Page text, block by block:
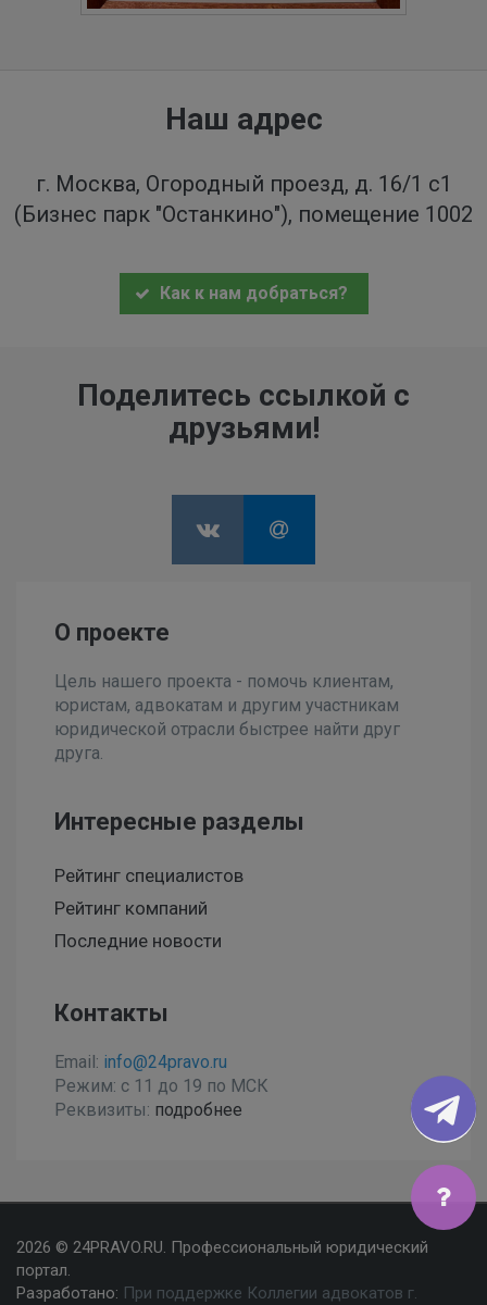
Наш адрес
г. Москва, Огородный проезд, д. 16/1 с1
(Бизнес парк "Останкино"), помещение 1002
Как к нам добраться?
Поделитесь ссылкой с
друзьями!
О проекте
Цель нашего проекта - помочь клиентам,
юристам, адвокатам и другим участникам
юридической отрасли быстрее найти друг
друга.
Интересные разделы
Рейтинг специалистов
Рейтинг компаний
Последние новости
Контакты
Email: info@24pravo.ru
Режим: с 11 до 19 по МСК
Реквизиты: подробнее
2026 © 24PRAVO.RU. Профессиональный юридический
портал.
Разработано: При поддержке Коллегии адвокатов г.
Мы используем файлы cookies, чтобы улучшить сайт
для Вас